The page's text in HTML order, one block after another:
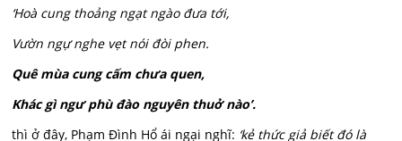
‘Hoà cung thoảng ngạt ngào đưa tới,
Vườn ngự nghe vẹt nói đòi phen.
Quê mùa cung cấm chưa quen,
Khác gì ngư phù đào nguyên thuở nào’.
thì ở đây, Phạm Đình Hổ ái ngại nghĩ: ‘kẻ thức giả biết đó là